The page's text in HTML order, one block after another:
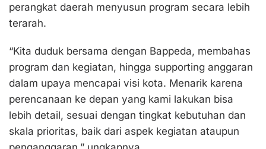
perangkat daerah menyusun program secara lebih
terarah.
“Kita duduk bersama dengan Bappeda, membahas
program dan kegiatan, hingga supporting anggaran
dalam upaya mencapai visi kota. Menarik karena
perencanaan ke depan yang kami lakukan bisa
lebih detail, sesuai dengan tingkat kebutuhan dan
skala prioritas, baik dari aspek kegiatan ataupun